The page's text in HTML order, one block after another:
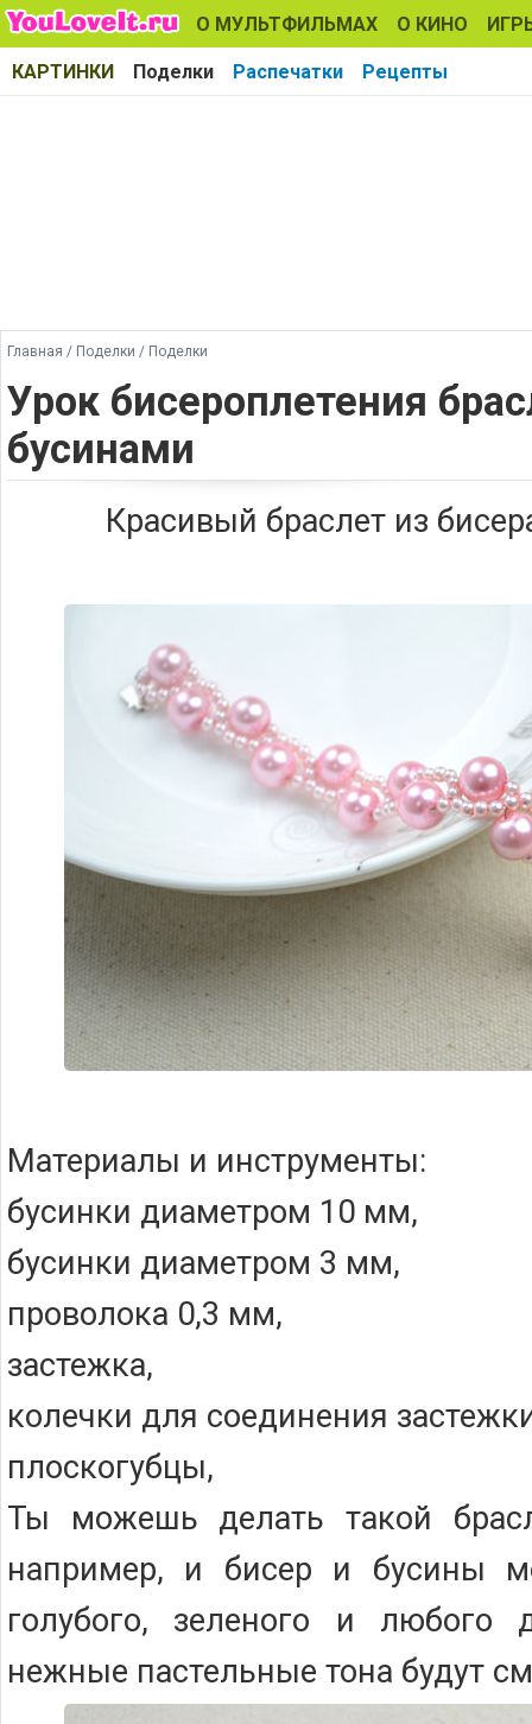
О МУЛЬТФИЛЬМАХ О КИНО
КАРТИНКИ Поделки Распечатки Рецепты
Главная / Поделки / Поделки
Урок бисероплетения
бусинами
Красивый браслет из
Материалы и инструменты:
бусинки диаметром 10 мм,
бусинки диаметром 3 мм,
проволока 0,3 мм,
застежка,
колечки для соединения
плоскогубцы,
Ты можешь делать такой
например, и бисер и бусины
голубого, зеленого и любого
нежные пастельные тона будут